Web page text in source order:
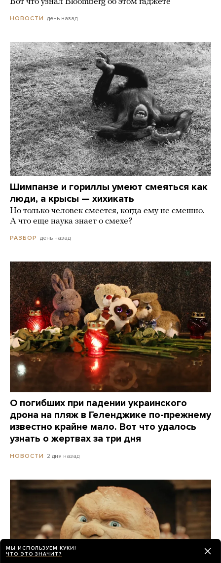
НОВОСТИ день назад
Шимпанзе и гориллы умеют смеяться как
люди, а крысы — хихикать
Но только человек смеется, когда ему не смешно.
А что еще наука знает о смехе?
РАЗБОР день назад
О погибших при падении украинского
дрона на пляж в Геленджике по-прежнему
известно крайне мало. Вот что удалось
узнать о жертвах за три дня
НОВОСТИ 2 дня назад
МЫ ИСПОЛЬЗУЕМ КУКИ!
ЧТО ЭТО ЗНАЧИТ?